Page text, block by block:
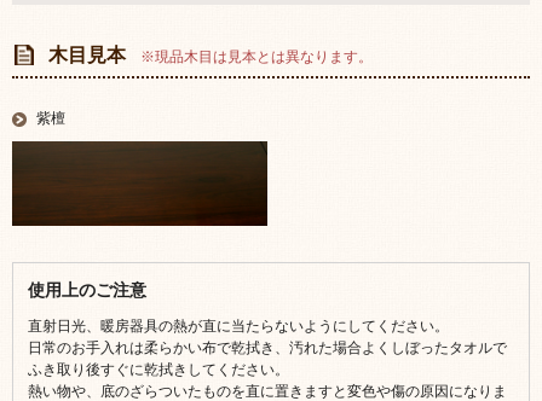
木目見本 ※現品木目は見本とは異なります。
紫檀
使用上のご注意
直射日光、暖房器具の熱が直に当たらないようにしてください。
日常のお手入れは柔らかい布で乾拭き、汚れた場合よくしぼったタオルで
ふき取り後すぐに乾拭きしてください。
熱い物や、底のざらついたものを直に置きますと変色や傷の原因になりま